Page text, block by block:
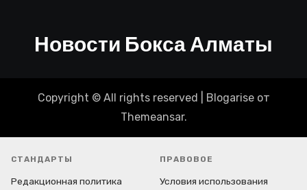
Новости Бокса Алматы
Copyright © All rights reserved Blogariseот
Themeansar.
СТАНДАРТЫ
Редакционная политика
ПРАВОВОЕ
Условия использования